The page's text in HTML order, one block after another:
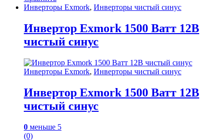
Инверторы Exmork, Инверторы чистый синус
Инвертор Exmork 1500 Ватт 12В
чистый синус
Инверторы Exmork, Инверторы чистый синус
Инвертор Exmork 1500 Ватт 12В
чистый синус
0 меньше 5
(0)